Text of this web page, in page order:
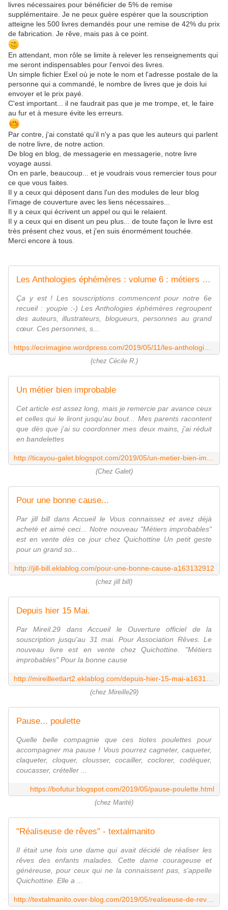
livres nécessaires pour bénéficier de 5% de remise
supplémentaire. Je ne peux guère espérer que la souscription
atteigne les 500 livres demandés pour une remise de 42% du prix
de fabrication. Je rêve, mais pas à ce point.
En attendant, mon rôle se limite à relever les renseignements qui
me seront indispensables pour l'envoi des livres.
Un simple fichier Exel où je note le nom et l'adresse postale de la
personne qui a commandé, le nombre de livres que je dois lui
envoyer et le prix payé.
C'est important... il ne faudrait pas que je me trompe, et, le faire
au fur et à mesure évite les erreurs.
Par contre, j'ai constaté qu'il n'y a pas que les auteurs qui parlent
de notre livre, de notre action.
De blog en blog, de messagerie en messagerie, notre livre
voyage aussi.
On en parle, beaucoup... et je voudrais vous remercier tous pour
ce que vous faites.
Il y a ceux qui déposent dans l'un des modules de leur blog
l'image de couverture avec les liens nécessaires...
Il y a ceux qui écrivent un appel ou qui le relaient.
Il y a ceux qui en disent un peu plus... de toute façon le livre est
très présent chez vous, et j'en suis énormément touchée.
Merci encore à tous.
Les Anthologies éphémères : volume 6 : métiers improbables
Ça y est ! Les souscriptions commencent pour notre 6e
recueil : youpie :-) Les Anthologies éphémères regroupent
des auteurs, illustrateurs, blogueurs, personnes au grand
cœur. Ces personnes, s...
(chez Cécile R.)
Un métier bien improbable
Cet article est assez long, mais je remercie par avance ceux
et celles qui le liront jusqu'au bout... Mes parents racontent
que dès que j'ai su coordonner mes deux mains, j'ai réduit
en bandelettes
(Chez Galet)
Pour une bonne cause...
Par jill bill dans Accueil le Vous connaissez et avez déjà
acheté et aimé ceci... Notre nouveau "Métiers improbables"
est en vente dès ce jour chez Quichottine Un petit geste
pour un grand so...
http://jill-bill.eklablog.com/pour-une-bonne-cause-a163132912
(chez jill bill)
Depuis hier 15 Mai.
Par Mireil.29 dans Accueil le Ouverture officiel de la
souscription jusqu'au 31 mai. Pour Association Rêves. Le
nouveau livre est en vente chez Quichottine. "Métiers
improbables" Pour la bonne cause
(chez Mireille29)
Pause... poulette
Quelle belle compagnie que ces tiotes poulettes pour
accompagner ma pause ! Vous pourrez cagneter, caqueter,
claqueter, cloquer, clousser, cocailler, coclorer, codéquer,
coucasser, crételler ...
https://bofutur.blogspot.com/2019/05/pause-poulette.html
(chez Marité)
"Réaliseuse de rêves" - textalmanito
Il était une fois une dame qui avait décidé de réaliser les
rêves des enfants malades. Cette dame courageuse et
généreuse, pour ceux qui ne la connaissent pas, s'appelle
Quichottine. Elle a ...